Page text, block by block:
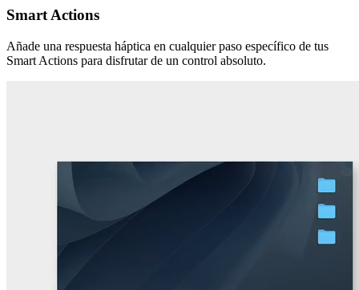
Smart Actions
Añade una respuesta háptica en cualquier paso específico de tus
Smart Actions para disfrutar de un control absoluto.